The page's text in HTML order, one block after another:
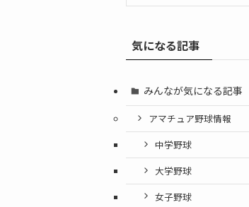
気になる記事
みんなが気になる記事
アマチュア野球情報
中学野球
大学野球
女子野球